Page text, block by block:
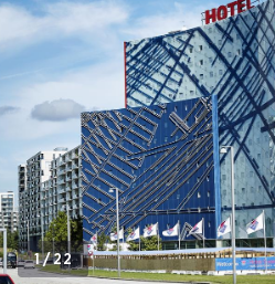
1/22